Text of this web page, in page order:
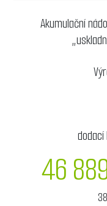
Akumulační
46